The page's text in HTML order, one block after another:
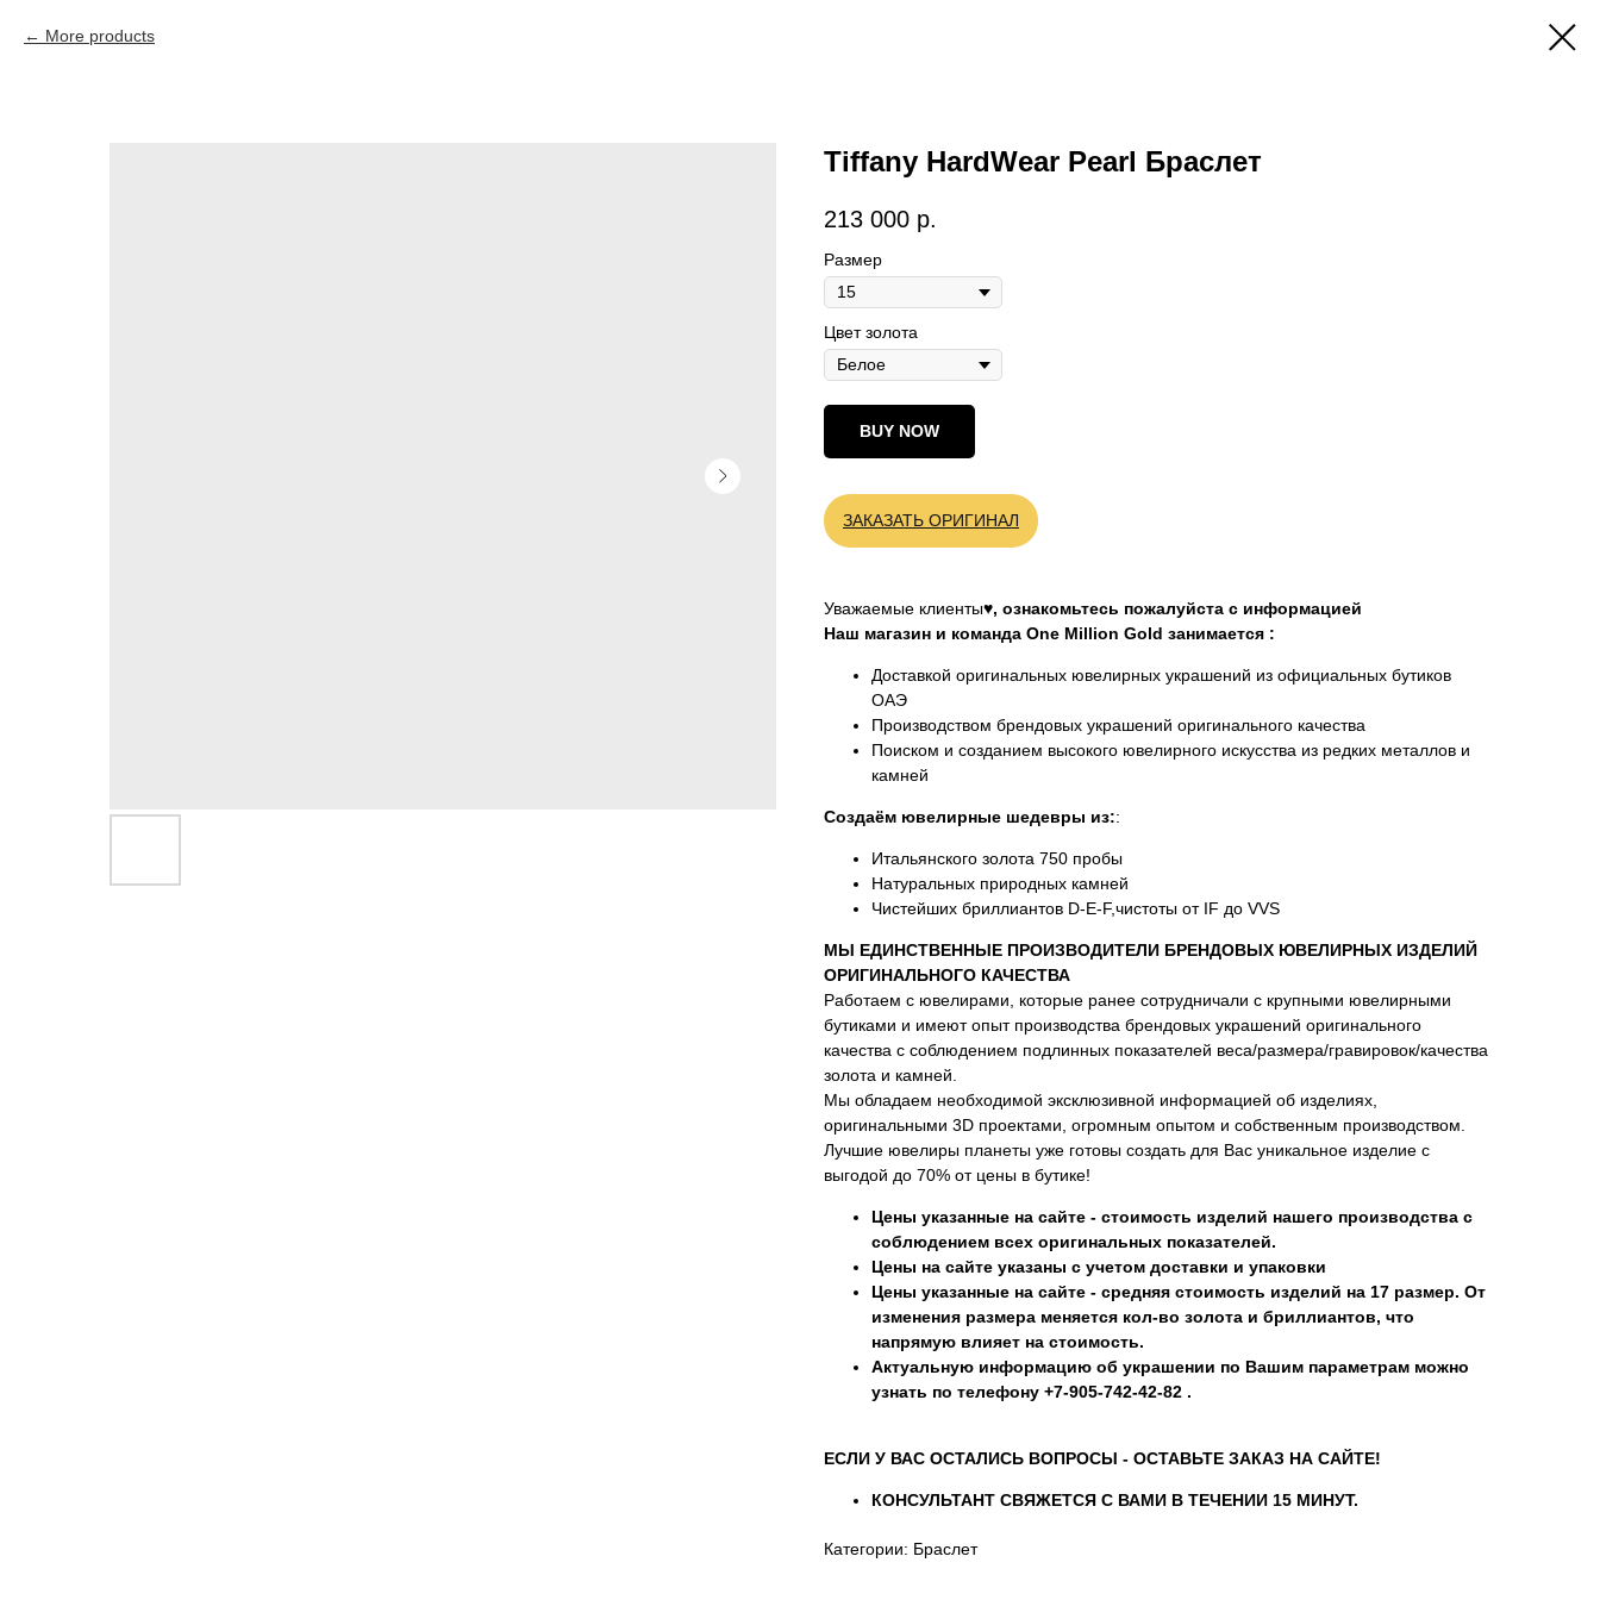
More products
Tiffany HardWear Pearl Браслет
213 000 р.
Размер
Цвет золота
BUY NOW
ЗАКАЗАТЬ ОРИГИНАЛ
Уважаемые клиенты♥, ознакомьтесь пожалуйста с информацией
Наш магазин и команда One Million Gold занимается :
Доставкой оригинальных ювелирных украшений из официальных бутиков
ОАЭ
Производством брендовых украшений оригинального качества
Поиском и созданием высокого ювелирного искусства из редких металлов и
камней
Создаём ювелирные шедевры из::
Итальянского золота 750 пробы
Натуральных природных камней
Чистейших бриллиантов D-E-F,чистоты от IF до VVS
МЫ ЕДИНСТВЕННЫЕ ПРОИЗВОДИТЕЛИ БРЕНДОВЫХ ЮВЕЛИРНЫХ ИЗДЕЛИЙ
ОРИГИНАЛЬНОГО КАЧЕСТВА
Работаем с ювелирами, которые ранее сотрудничали с крупными ювелирными
бутиками и имеют опыт производства брендовых украшений оригинального
качества с соблюдением подлинных показателей веса/размера/гравировок/качества
золота и камней.
Мы обладаем необходимой эксклюзивной информацией об изделиях,
оригинальными 3D проектами, огромным опытом и собственным производством.
Лучшие ювелиры планеты уже готовы создать для Вас уникальное изделие с
выгодой до 70% от цены в бутике!
Цены указанные на сайте - стоимость изделий нашего производства с
соблюдением всех оригинальных показателей.
Цены на сайте указаны с учетом доставки и упаковки
Цены указанные на сайте - средняя стоимость изделий на 17 размер. От
изменения размера меняется кол-во золота и бриллиантов, что
напрямую влияет на стоимость.
Актуальную информацию об украшении по Вашим параметрам можно
узнать по телефону +7-905-742-42-82 .
ЕСЛИ У ВАС ОСТАЛИСЬ ВОПРОСЫ - ОСТАВЬТЕ ЗАКАЗ НА САЙТЕ!
КОНСУЛЬТАНТ СВЯЖЕТСЯ С ВАМИ В ТЕЧЕНИИ 15 МИНУТ.
Категории: Браслет